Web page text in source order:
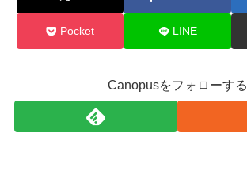
Pocket LINE
Canopusをフォローする